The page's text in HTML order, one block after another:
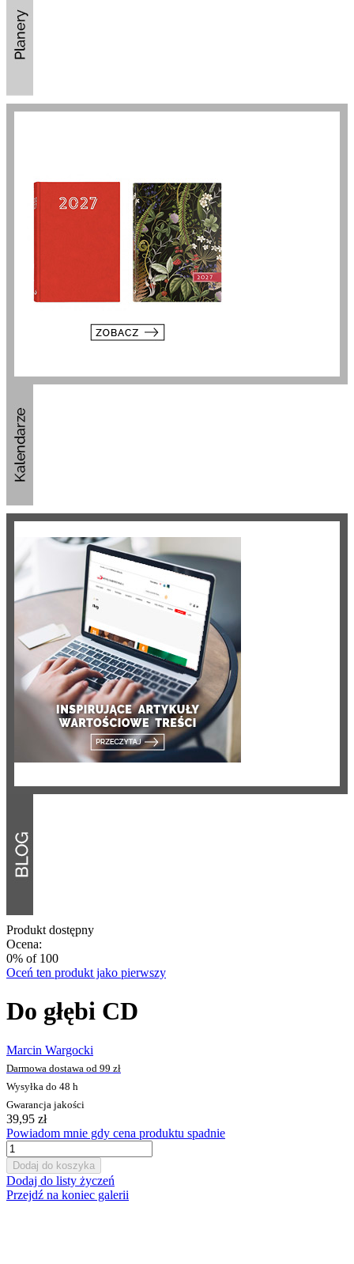
Produkt dostępny
Ocena:
0% of 100
Oceń ten produkt jako pierwszy
Do głębi CD
Marcin Wargocki
Darmowa dostawa od 99 zł
Wysyłka do 48 h
Gwarancja jakości
39,95 zł
Powiadom mnie gdy cena produktu spadnie
Dodaj do koszyka
Dodaj do listy życzeń
Przejdź na koniec galerii